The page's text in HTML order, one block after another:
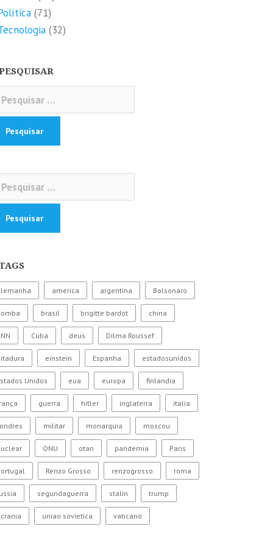
(71)
(32)
america argentina Bolsonaro
brasil brigitte bardot china
Cuba deus Dilma Roussef
einstein Espanha estadosunidos
Unidos eua europa finlandia
guerra hitler inglaterra italia
militar monarquia moscou
ONU otan pandemia Paris
Renzo Grosso renzogrosso roma
segundaguerra stalin trump
uniao sovietica vaticano